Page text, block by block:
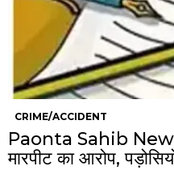
CRIME/ACCIDENT
Paonta Sahib
मारपीट का आरोप,